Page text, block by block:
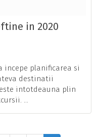
in 2020
incepe planificarea si
destinatii
intotdeauna plin
...